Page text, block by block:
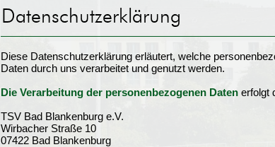
Diese Datenschutzerklärung erläutert, welche
Daten durch uns verarbeitet und genutzt werden.
Die Verarbeitung der personenbezogenen Daten erfolgt
TSV Bad Blankenburg e.V.
Wirbacher Straße 10
07422 Bad Blankenburg